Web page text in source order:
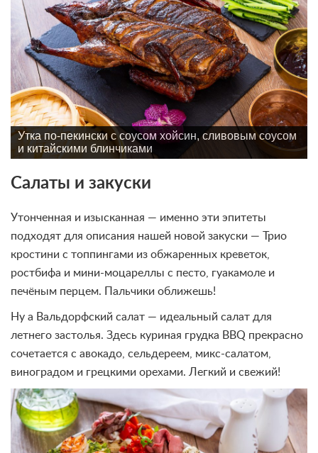
Утка по-пекински с соусом хойсин, сливовым соусом
и китайскими блинчиками
Салаты и закуски
Утонченная и изысканная — именно эти эпитеты
подходят для описания нашей новой закуски — Трио
кростини с топпингами из обжаренных креветок,
ростбифа и мини-моцареллы с песто, гуакамоле и
печёным перцем. Пальчики оближешь!
Ну а Вальдорфский салат — идеальный салат для
летнего застолья. Здесь куриная грудка BBQ прекрасно
сочетается с авокадо, сельдереем, микс-салатом,
виноградом и грецкими орехами. Легкий и свежий!